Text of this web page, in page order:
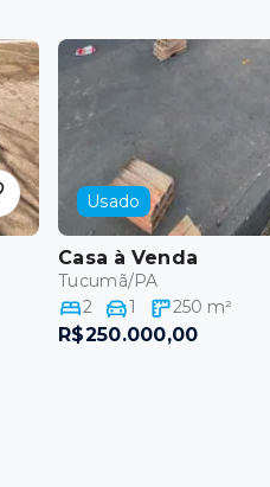
Usado
Casa à Venda
Tucumã/PA
2
1 250 m²
R$250.000,00